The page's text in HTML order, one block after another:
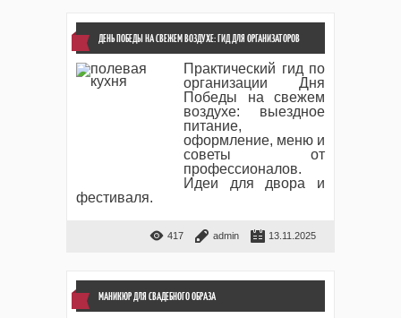
ДЕНЬ ПОБЕДЫ НА СВЕЖЕМ ВОЗДУХЕ: ГИД ДЛЯ ОРГАНИЗАТОРОВ
Практический гид по
организации Дня
Победы на свежем
воздухе: выездное
питание,
оформление, меню и
советы от
профессионалов.
Идеи для двора и
фестиваля.
417 admin 13.11.2025
МАНИКЮР ДЛЯ СВАДЕБНОГО ОБРАЗА